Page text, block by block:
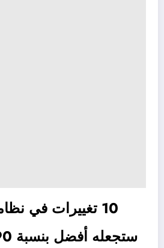
10 تغييرات في
ستجعله أفضل بنسبة 90٪ على الفور